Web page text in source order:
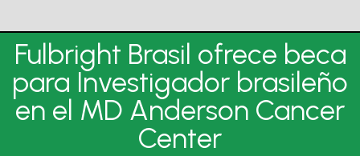
Fulbright Brasil ofrece beca
para Investigador brasileño
en el MD Anderson Cancer
Center